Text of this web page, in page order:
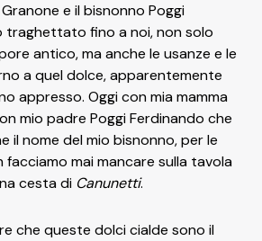
e il bisnonno Poggi
traghettato fino a noi, non solo
antico, ma anche le usanze e le
a quel dolce, apparentemente
appresso. Oggi con mia mamma
mio padre Poggi Ferdinando che
il nome del mio bisnonno, per le
facciamo mai mancare sulla tavola
cesta di Canunetti.
che queste dolci cialde sono il